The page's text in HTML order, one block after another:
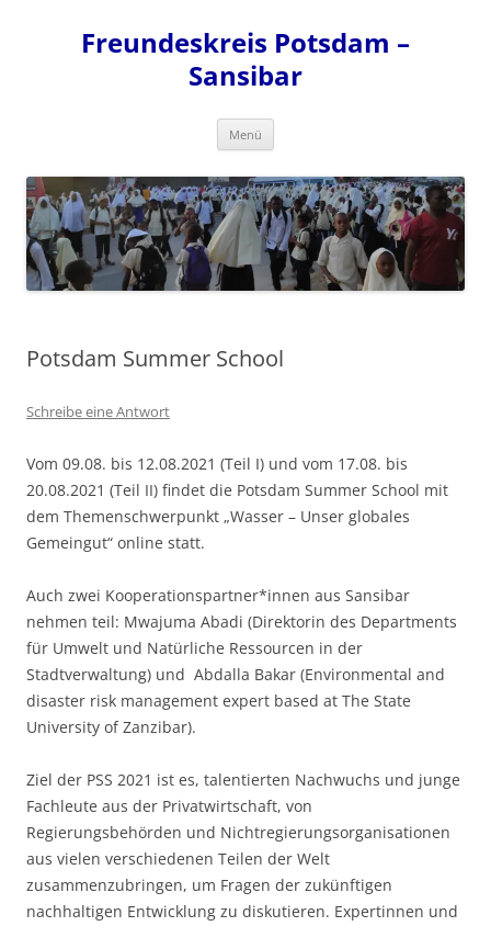
springenFreundeskreis Potsdam –
Sansibar
Menü
Potsdam Summer School
Schreibe eine Antwort
Vom 09.08. bis 12.08.2021 (Teil I) und vom 17.08. bis
20.08.2021 (Teil II) findet die Potsdam Summer School mit
dem Themenschwerpunkt „Wasser – Unser globales
Gemeingut“ online statt.
Auch zwei Kooperationspartner*innen aus Sansibar
nehmen teil: Mwajuma Abadi (Direktorin des Departments
für Umwelt und Natürliche Ressourcen in der
Stadtverwaltung) und Abdalla Bakar (Environmental and
disaster risk management expert based at The State
University of Zanzibar).
Ziel der PSS 2021 ist es, talentierten Nachwuchs und junge
Fachleute aus der Privatwirtschaft, von
Regierungsbehörden und Nichtregierungsorganisationen
aus vielen verschiedenen Teilen der Welt
zusammenzubringen, um Fragen der zukünftigen
nachhaltigen Entwicklung zu diskutieren. Expertinnen und